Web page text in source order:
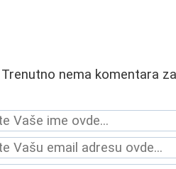
Trenutno nema komentara